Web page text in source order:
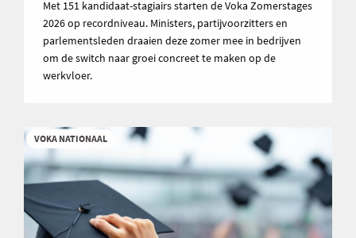
Met 151 kandidaat-stagiairs starten de Voka Zomerstages
2026 op recordniveau. Ministers, partijvoorzitters en
parlementsleden draaien deze zomer mee in bedrijven
om de switch naar groei concreet te maken op de
werkvloer.
VOKA NATIONAAL